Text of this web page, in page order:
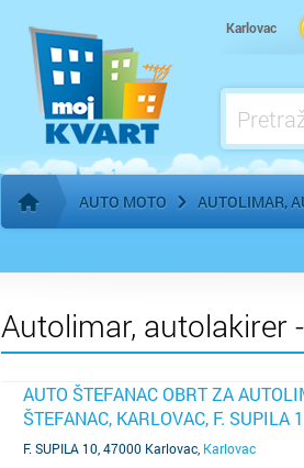
Karlovac
Početna stranica
AUTO MOTO AUTOLIMAR,
Auto otpad
Auto plin - servis
Autopraonica, auto praonica
Autolimar, autolakirer
AUTO ŠTEFANAC OBRT ZA
ŠTEFANAC, KARLOVAC, F. SUPILA
F. SUPILA 10, 47000 Karlovac Karlovac